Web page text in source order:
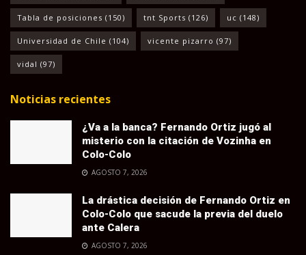
Tabla de posiciones (150) tnt Sports (126) uc (148)
Universidad de Chile (104) vicente pizarro (97)
vidal (97)
Noticias recientes
¿Va a la banca? Fernando Ortiz jugó al
misterio con la citación de Vozinha en
Colo-Colo
AGOSTO 7, 2026
La drástica decisión de Fernando Ortiz en
Colo-Colo que sacude la previa del duelo
ante Calera
AGOSTO 7, 2026